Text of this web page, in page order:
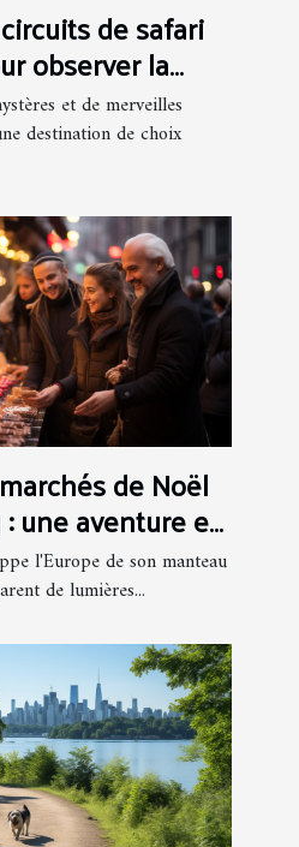
de safari
observer la
et de merveilles
destination de choix
de Noël
une aventure en
l'Europe de son manteau
de lumières...